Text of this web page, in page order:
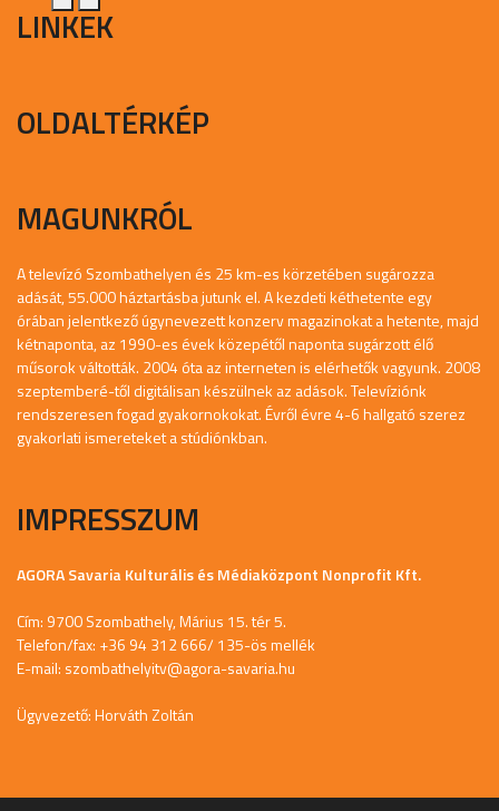
LINKEK
OLDALTÉRKÉP
MAGUNKRÓL
A televízó Szombathelyen és 25 km-es körzetében sugározza
adását, 55.000 háztartásba jutunk el. A kezdeti kéthetente egy
órában jelentkező úgynevezett konzerv magazinokat a hetente, majd
kétnaponta, az 1990-es évek közepétől naponta sugárzott élő
műsorok váltották. 2004 óta az interneten is elérhetők vagyunk. 2008
szeptemberé-től digitálisan készülnek az adások. Televíziónk
rendszeresen fogad gyakornokokat. Évről évre 4-6 hallgató szerez
gyakorlati ismereteket a stúdiónkban.
IMPRESSZUM
AGORA Savaria Kulturális és Médiaközpont Nonprofit Kft.
Cím: 9700 Szombathely, Márius 15. tér 5.
Telefon/fax: +36 94 312 666/ 135-ös mellék
E-mail: szombathelyitv@agora-savaria.hu
Ügyvezető: Horváth Zoltán